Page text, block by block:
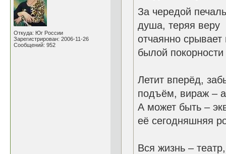
Откуда: Юг России
Зарегистрирован: 2006-11-26
Сообщений: 952
За чередой
душа, теряя веру
отчаянно срывает
былой
Летит вперёд,
подъём, вираж –
А может быть –
её сегодняшняя
Вся жизнь –